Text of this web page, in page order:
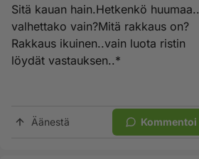
Sitä kauan hain.Hetkenkö huumaa..
valhettako vain?Mitä rakkaus on?
Rakkaus ikuinen..vain luota ristin
löydät vastauksen..*
Äänestä Kommentoi